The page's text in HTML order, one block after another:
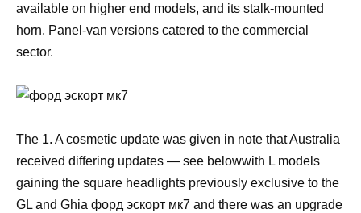
available on higher end models, and its stalk-mounted
horn. Panel-van versions catered to the commercial
sector.
The 1. A cosmetic update was given in note that Australia
received differing updates — see belowwith L models
gaining the square headlights previously exclusive to the
GL and Ghia форд эскорт мк7 and there was an upgrade